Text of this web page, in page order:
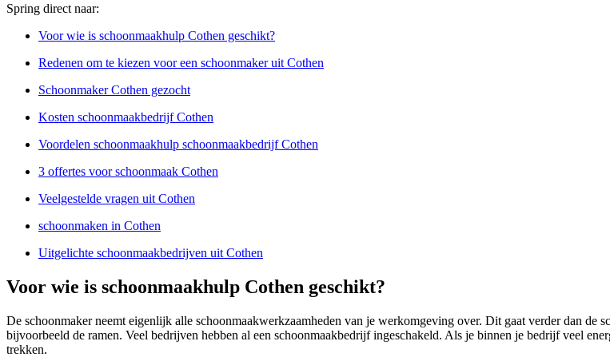
Spring direct naar:
Voor wie is schoonmaakhulp Cothen geschikt?
Redenen om te kiezen voor een schoonmaker uit Cothen
Schoonmaker Cothen gezocht
Kosten schoonmaakbedrijf Cothen
Voordelen schoonmaakhulp schoonmaakbedrijf Cothen
3 offertes voor schoonmaak Cothen
Veelgestelde vragen uit Cothen
schoonmaken in Cothen
Uitgelichte schoonmaakbedrijven uit Cothen
Voor wie is schoonmaakhulp Cothen geschikt?
De schoonmaker neemt eigenlijk alle schoonmaakwerkzaamheden van je werkomgeving over. Dit gaat verder dan de
bijvoorbeeld de ramen. Veel bedrijven hebben al een schoonmaakbedrijf ingeschakeld. Als je binnen je bedrijf veel
trekken.